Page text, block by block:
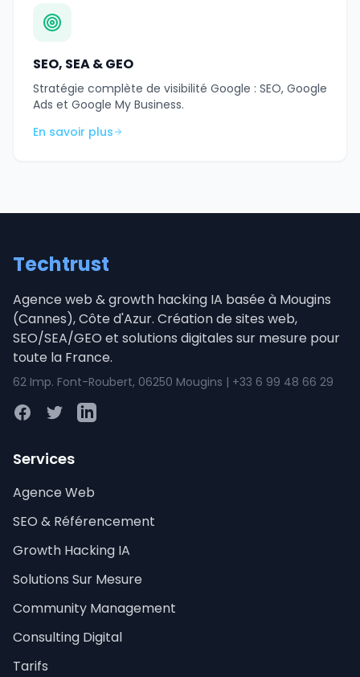
SEO, SEA & GEO
Stratégie complète de visibilité Google : SEO, Google
Ads et Google My Business.
En savoir plus
Techtrust
Agence web & growth hacking IA basée à Mougins
(Cannes), Côte d'Azur. Création de sites web,
SEO/SEA/GEO et solutions digitales sur mesure pour
toute la France.
62 Imp. Font-Roubert, 06250 Mougins | +33 6 99 48 66 29
FacebookTwitterLinkedIn
Services
Agence Web
SEO & Référencement
Growth Hacking IA
Solutions Sur Mesure
Community Management
Consulting Digital
Tarifs